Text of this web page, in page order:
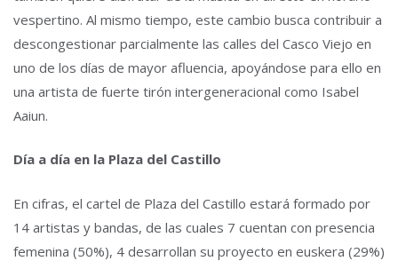
vespertino. Al mismo tiempo, este cambio busca contribuir a
descongestionar parcialmente las calles del Casco Viejo en
uno de los días de mayor afluencia, apoyándose para ello en
una artista de fuerte tirón intergeneracional como Isabel
Aaiun.
Día a día en la Plaza del Castillo
En cifras, el cartel de Plaza del Castillo estará formado por
14 artistas y bandas, de las cuales 7 cuentan con presencia
femenina (50%), 4 desarrollan su proyecto en euskera (29%)